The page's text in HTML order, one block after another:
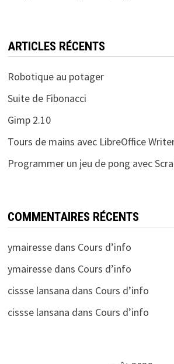
ARTICLES RÉCENTS
Robotique au potager
Suite de Fibonacci
Gimp 2.10
Tours de mains avec LibreOffice
Programmer un jeu de pong avec
COMMENTAIRES RÉCENTS
ymairessedans Cours d’info
ymairessedans Cours d’info
cissse lansana dans Cours d’info
cissse lansana dans Cours d’info